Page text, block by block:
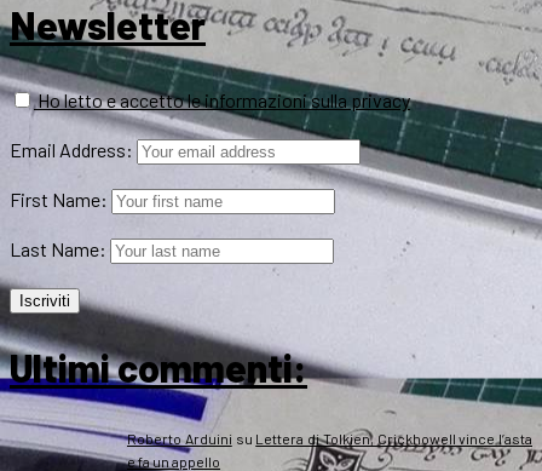
Newsletter
Ho letto e accetto le informazioni sulla privacy
Email Address:
First Name:
Last Name:
Ultimi commenti:
Roberto Arduini su Lettera di Tolkien, Crickhowell vince l’asta
e fa un appello